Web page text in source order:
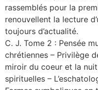
rassemblés pour la
renouvellent la lecture
toujours d’actualité.
C. J. Tome 2 : Pensée
chrétiennes – Privilège
miroir du coeur et la
spirituelles –